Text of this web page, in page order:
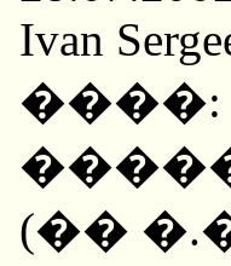
Ivan
(��